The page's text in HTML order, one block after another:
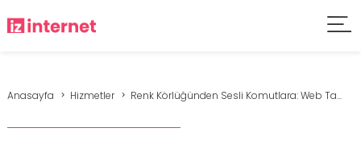
Anasayfa Hizmetler Renk Körlüğünden Sesli Komutlara: Web Ta...